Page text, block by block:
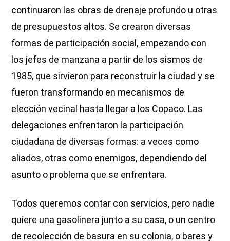
continuaron las obras de drenaje profundo u otras
de presupuestos altos. Se crearon diversas
formas de participación social, empezando con
los jefes de manzana a partir de los sismos de
1985, que sirvieron para reconstruir la ciudad y se
fueron transformando en mecanismos de
elección vecinal hasta llegar a los Copaco. Las
delegaciones enfrentaron la participación
ciudadana de diversas formas: a veces como
aliados, otras como enemigos, dependiendo del
asunto o problema que se enfrentara.
Todos queremos contar con servicios, pero nadie
quiere una gasolinera junto a su casa, o un centro
de recolección de basura en su colonia, o bares y